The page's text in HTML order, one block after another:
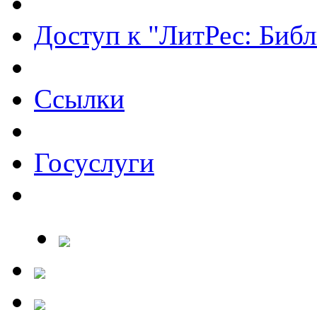
Доступ к "ЛитРес:
Ссылки
Госуслуги